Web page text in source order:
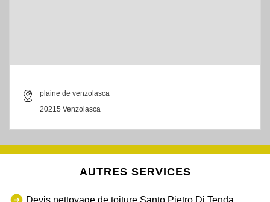
plaine de venzolasca
20215 Venzolasca
AUTRES SERVICES
Devis nettoyage de toiture Santo Pietro Di Tenda